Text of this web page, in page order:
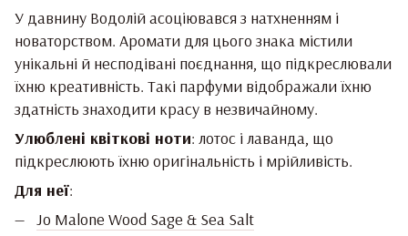
У давнину Водолій асоціювався з натхненням і
новаторством. Аромати для цього знака містили
унікальні й несподівані поєднання, що підкреслювали
їхню креативність. Такі парфуми відображали їхню
здатність знаходити красу в незвичайному.
Улюблені квіткові ноти: лотос і лаванда, що
підкреслюють їхню оригінальність і мрійливість.
Для неї:
Jo Malone Wood Sage & Sea Salt